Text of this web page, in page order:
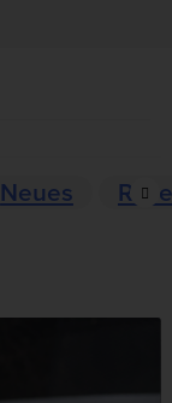
Neues